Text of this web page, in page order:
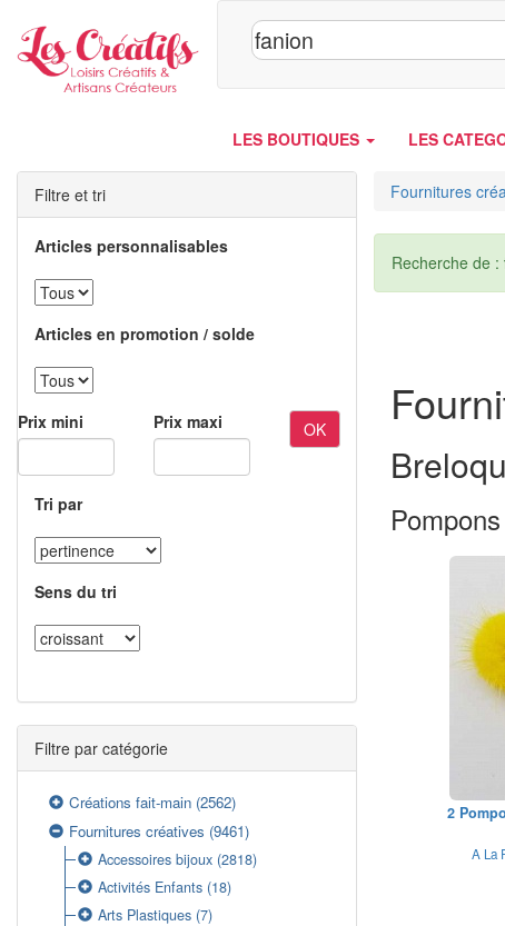
LES BOUTIQUES LES
Filtre et tri
Articles personnalisables
Articles en promotion / solde
Prix mini Prix maxi OK
Tri par
Sens du tri
Filtre par catégorie
Créations fait-main (2562)
Fournitures créatives (9461)
Accessoires bijoux (2818)
Activités Enfants (18)
Arts Plastiques (7)
Fournitures
Recherche de :
Pompons
2
A La